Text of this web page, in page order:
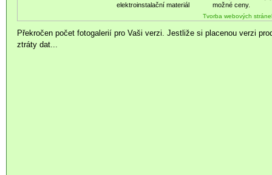
elektroinstalační materiál
možné ceny.
Tvorba webových
Překročen počet fotogalerií pro Vaši verzi. Jestliže si placenou verzi
ztráty dat...